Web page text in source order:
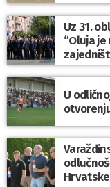
Uz 31.
“Oluja
U